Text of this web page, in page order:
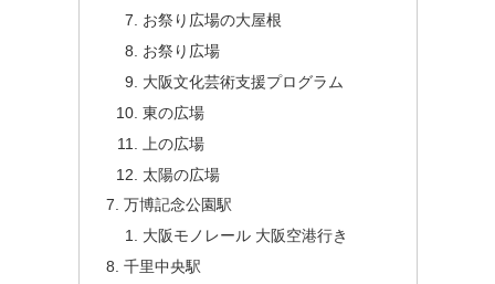
お祭り広場の大屋根
お祭り広場
大阪文化芸術支援プログラム
東の広場
上の広場
太陽の広場
万博記念公園駅
大阪モノレール 大阪空港行き
千里中央駅